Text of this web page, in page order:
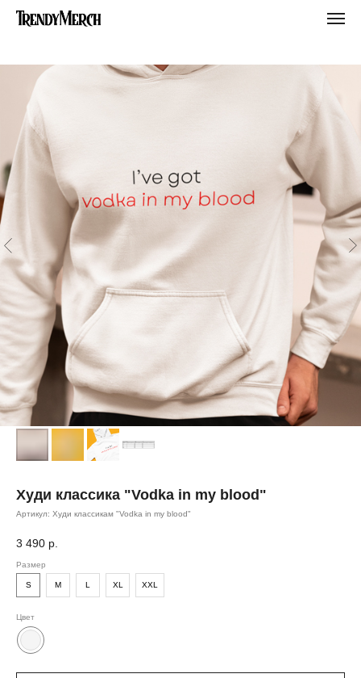
Худи классика "Vodka in my blood"
Артикул: Худи классикам "Vodka in my blood"
3 490 р.
Размер
S M L XL XXL
Цвет